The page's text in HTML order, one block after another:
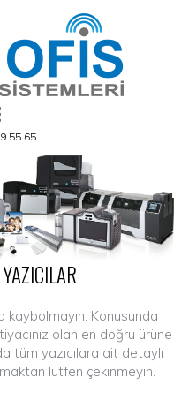
55 65
kaybolmayın. Konusunda
olan en doğru ürüne
tüm yazıcılara ait detaylı
lütfen çekinmeyin.